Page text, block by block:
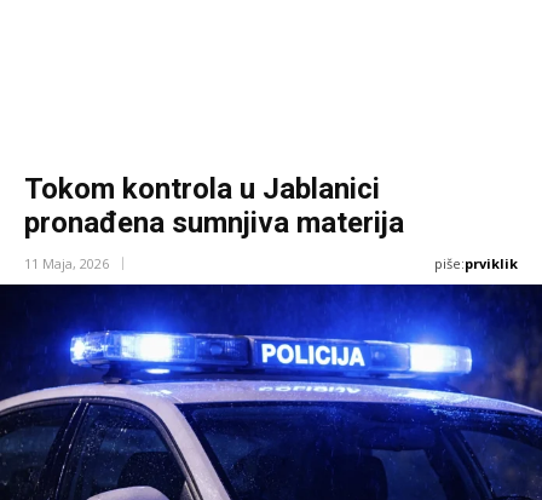
Tokom kontrola u Jablanici
pronađena sumnjiva materija
11 Maja, 2026 piše:prviklik